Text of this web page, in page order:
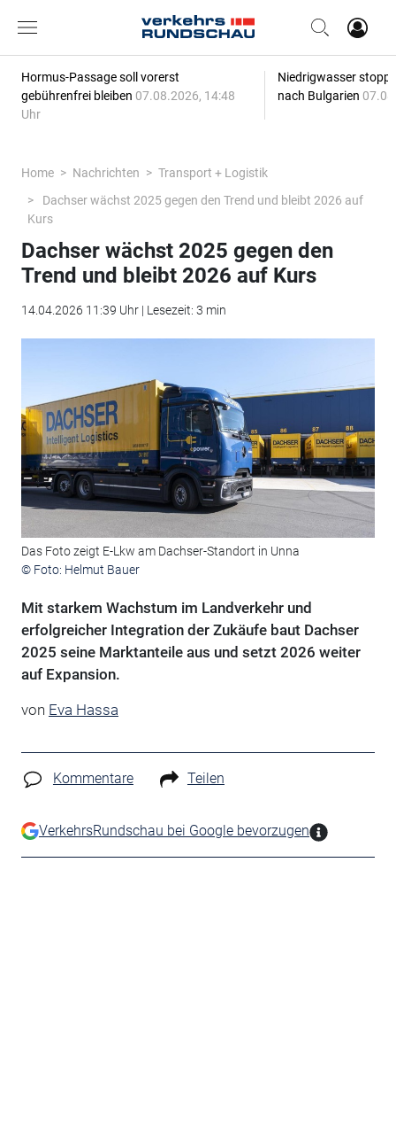
Hormus-Passage soll vorerst
gebührenfrei bleiben 07.08.2026, 14:48
Uhr
Niedrigwasser
nach Bulgarien
Home Nachrichten
Transport + Logistik
Dachser wächst 2025 gegen den Trend und bleibt 2026 auf
Kurs
Dachser wächst 2025 gegen den
Trend und bleibt 2026 auf Kurs
14.04.2026 11:39 Uhr | Lesezeit: 3 min
Das Foto zeigt E-Lkw am Dachser-Standort in Unna
© Foto: Helmut Bauer
Mit starkem Wachstum im Landverkehr und
erfolgreicher Integration der Zukäufe baut Dachser
2025 seine Marktanteile aus und setzt 2026 weiter
auf Expansion.
von Eva Hassa
Kommentare Teilen
VerkehrsRundschau bei Google bevorzugen